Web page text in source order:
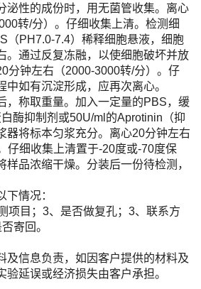
泌性的成份时，用无菌管收集。离心
转/分）。仔细收集上清。检测细
（PH7.0-7.4）稀释细胞悬液，细胞
。通过反复冻融，以使细胞破坏并放
分钟左右（2000-3000转/分）。仔
中如有沉淀形成，应再次离心。
，称取重量。加入一定量的PBS，缓
酶抑制剂或50U/ml的Aprotinin（抑
器将标本匀浆充分。离心20分钟左右
仔细收集上清置于-20度或-70度保
样品浓缩干燥。分装后一份待检测，
下情况：
项目；3、是否做复孔；3、联系方
寄回。
及信息负责，如因客户提供的材料及
验延误或经济损失由客户承担。